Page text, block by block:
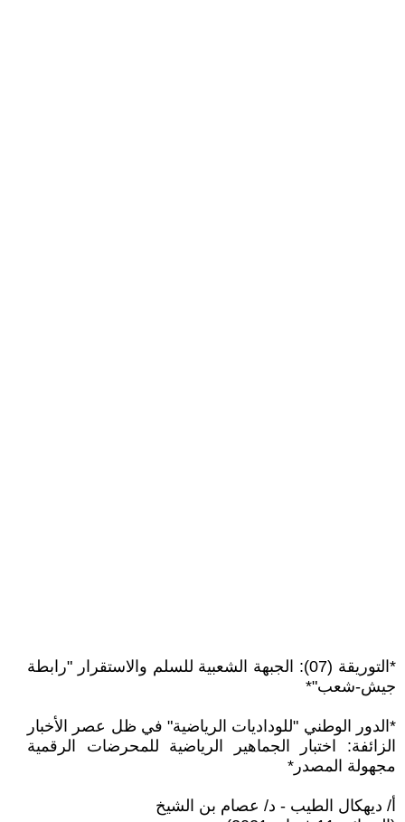
*التوريقة (07): الجبهة الشعبية للسلم والاستقرار "رابطة
جيش-شعب"*
*الدور الوطني "للوداديات الرياضية" في ظل عصر الأخبار
الزائفة: اختبار الجماهير الرياضية للمحرضات الرقمية
مجهولة المصدر*
أ/ ديهكال الطيب - د/ عصام بن الشيخ